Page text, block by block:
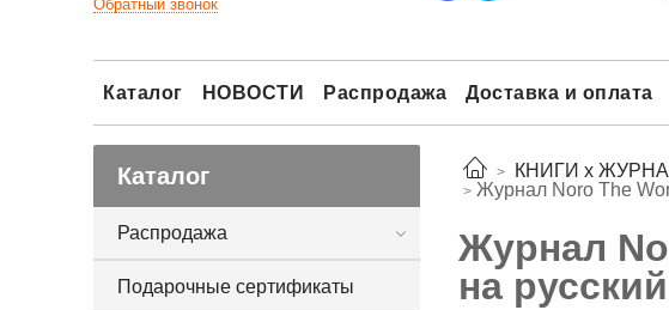
Обратный звонок
Каталог НОВОСТИ Распродажа Доставка и оплата
КНИГИ х
Журнал Noro The
Журнал
на
Каталог
Распродажа
Подарочные сертификаты